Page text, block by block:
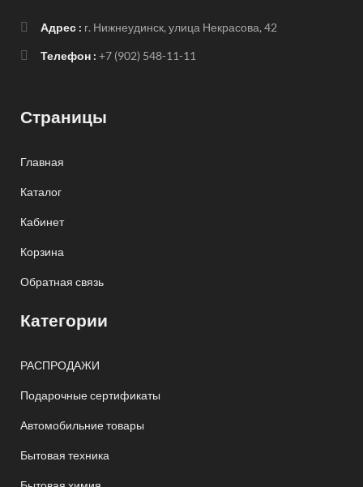
Адрес : г. Нижнеудинск, улица Некрасова, 42
Телефон : +7 (902) 548-11-11
Страницы
Главная
Каталог
Кабинет
Корзина
Обратная связь
Категории
РАСПРОДАЖИ
Подарочные сертификаты
Автомобильние товары
Бытовая техника